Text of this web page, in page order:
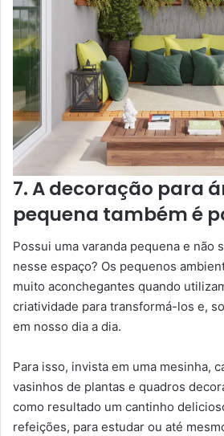
7. A decoração para
pequena também é
Possui uma varanda pequena e não
nesse espaço? Os pequenos
muito aconchegantes quando
criatividade para transformá-los e,
em nosso dia a dia.
Para isso, invista em uma mesinha,
vasinhos de plantas e quadros
como resultado um cantinho
refeições, para estudar ou até